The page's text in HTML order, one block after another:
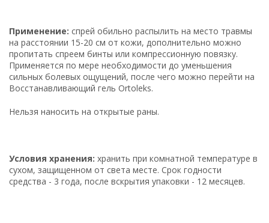
Применение: спрей обильно распылить на место травмы
на расстоянии 15-20 см от кожи, дополнительно можно
пропитать спреем бинты или компрессионную повязку.
Применяется по мере необходимости до уменьшения
сильных болевых ощущений, после чего можно перейти на
Восстанавливающий гель Ortoleks.
Нельзя наносить на открытые раны.
Условия хранения: хранить при комнатной температуре в
сухом, защищенном от света месте. Срок годности
средства - 3 года, после вскрытия упаковки - 12 месяцев.